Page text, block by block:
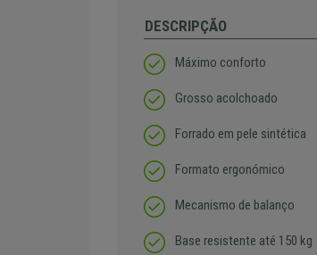
DESCRIPÇÃO
Máximo conforto
Grosso acolchoado
Forrado em pele sintética
Formato ergonómico
Mecanismo de balanço
Base resistente até 150 kg